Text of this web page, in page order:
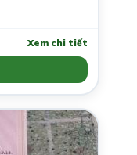
Xem chi tiết